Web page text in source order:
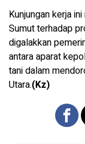
Kunjungan kerja
Sumut terhadap
digalakkan
antara aparat
tani dalam
Utara.(Kz)